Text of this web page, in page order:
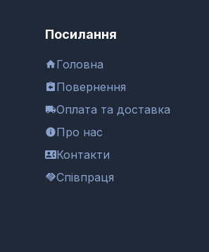
Посилання
Головна
Повернення
Оплата та доставка
Про нас
Контакти
Співпраця